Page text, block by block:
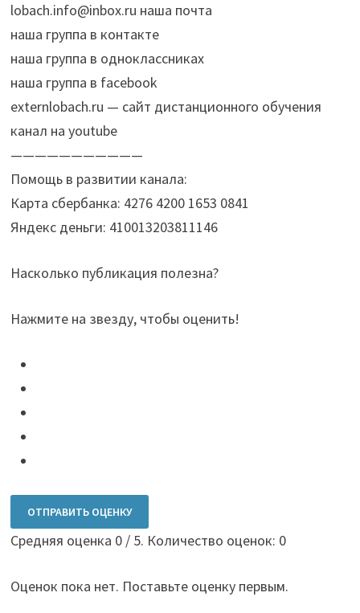
lobach.info@inbox.ru наша почта
наша группа в контакте
наша группа в одноклассниках
наша группа в facebook
externlobach.ru — сайт дистанционного обучения
канал на youtube
———————————
Помощь в развитии канала:
Карта сбербанка: 4276 4200 1653 0841
Яндекс деньги: 410013203811146
Насколько публикация полезна?
Нажмите на звезду, чтобы оценить!
ОТПРАВИТЬ ОЦЕНКУ
Средняя оценка 0/ 5. Количество оценок: 0
Оценок пока нет. Поставьте оценку первым.